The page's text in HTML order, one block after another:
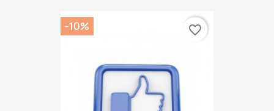
-10% favorite_border